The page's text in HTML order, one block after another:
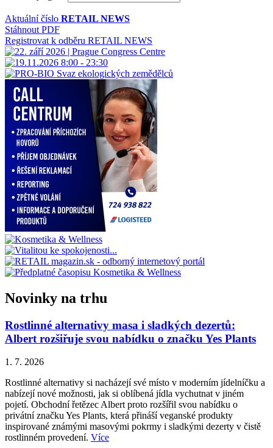
Aktuální číslo RETAIL NEWS
Stáhnout PDF
Registrovat k odběru RETAIL NEWS
Novinky na trhu
Rostlinné alternativy masa i sladkých dezertů:
Albert rozšiřuje svou nabídku o značku Yes Plants
1. 7. 2026
Rostlinné alternativy si nacházejí své místo v moderním jídelníčku a
nabízejí nové možnosti, jak si oblíbená jídla vychutnat v jiném
pojetí. Obchodní řetězec Albert proto rozšířil svou nabídku o
privátní značku Yes Plants, která přináší veganské produkty
inspirované známými masovými pokrmy i sladkými dezerty v čistě
rostlinném provedení. Více